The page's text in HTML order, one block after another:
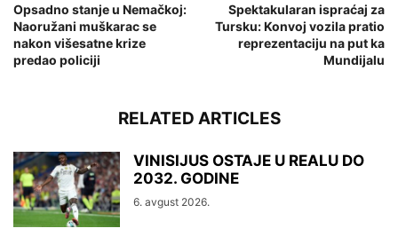
Opsadno stanje u Nemačkoj:
Naoružani muškarac se
nakon višesatne krize
predao policiji
Spektakularan ispraćaj za
Tursku: Konvoj vozila pratio
reprezentaciju na put ka
Mundijalu
RELATED ARTICLES
VINISIJUS OSTAJE U REALU DO
2032. GODINE
6. avgust 2026.